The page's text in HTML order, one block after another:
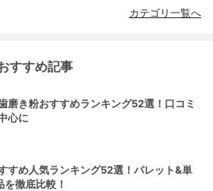
カテゴリ一覧へ
すすめ記事
磨き粉おすすめランキング52選！口コミ
心に
すめ人気ランキング52選！パレット&単
徹底比較！